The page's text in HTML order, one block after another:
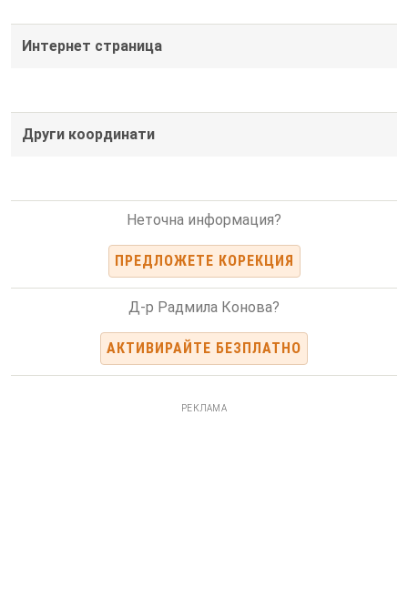
Интернет страница
Други координати
Неточна информация?
ПРЕДЛОЖЕТЕ КОРЕКЦИЯ
Д-р Радмила Конова?
АКТИВИРАЙТЕ БЕЗПЛАТНО
РЕКЛАМА